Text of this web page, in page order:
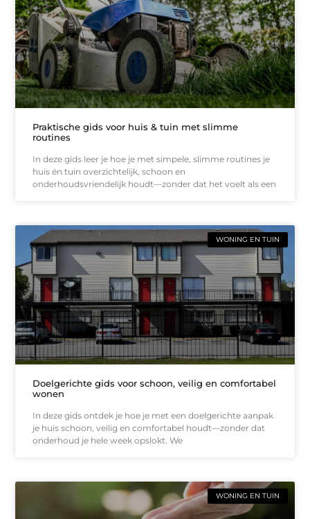
Praktische gids voor huis & tuin met slimme
routines
In deze gids leer je hoe je met simpele, slimme routines je
huis én tuin overzichtelijk, schoon en
onderhoudsvriendelijk houdt—zonder dat het voelt als een
WONING EN TUIN
Doelgerichte gids voor schoon, veilig en comfortabel
wonen
In deze gids ontdek je hoe je met een doelgerichte aanpak
je huis schoon, veilig en comfortabel houdt—zonder dat
onderhoud je hele week opslokt. We
WONING EN TUIN